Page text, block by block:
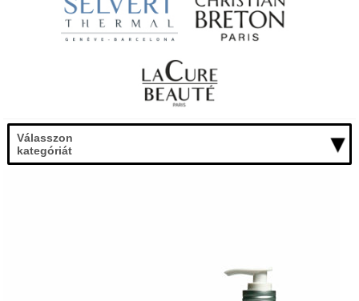
Válasszon
kategóriát